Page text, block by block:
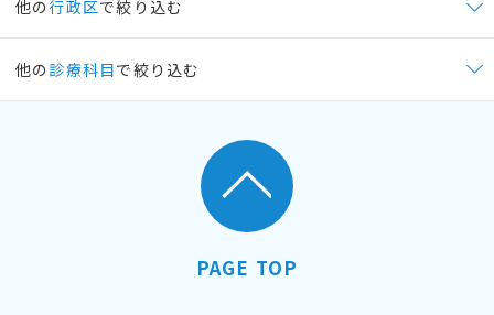
他の行政区で絞り込む
他の 診療科目で絞り込む
PAGE TOP